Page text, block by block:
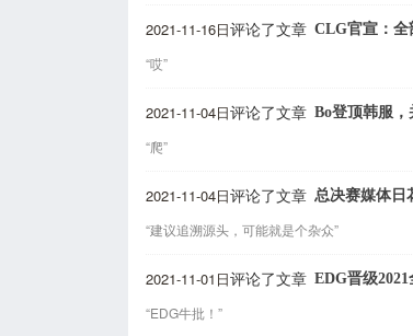
2021-11-16日评论了文章 CLG官宣：全
“哎”
2021-11-04日评论了文章 Bo登顶韩服
“爬”
2021-11-04日评论了文章 总决赛媒体日
“建议追溯源头，可能就是个杂众”
2021-11-01日评论了文章 EDG晋级
“EDG牛批！”